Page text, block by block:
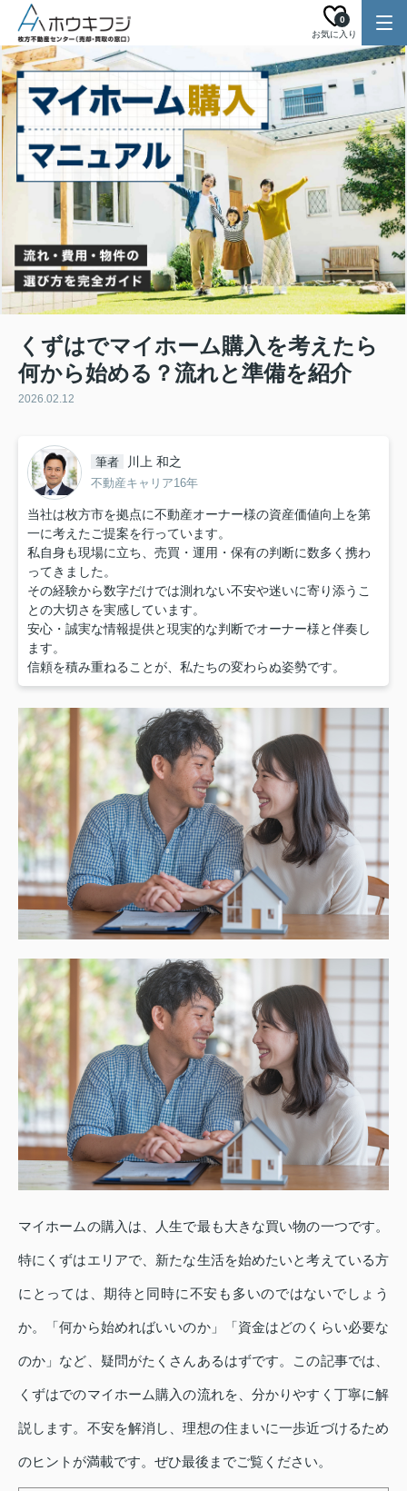
お気に入り
0
くずはでマイホーム購入を考えたら
何から始める？流れと準備を紹介
2026.02.12
筆者 川上 和之
不動産キャリア16年
当社は枚方市を拠点に不動産オーナー様の資産価値向上を第
一に考えたご提案を行っています。
私自身も現場に立ち、売買・運用・保有の判断に数多く携わ
ってきました。
その経験から数字だけでは測れない不安や迷いに寄り添うこ
との大切さを実感しています。
安心・誠実な情報提供と現実的な判断でオーナー様と伴奏し
ます。
信頼を積み重ねることが、私たちの変わらぬ姿勢です。
マイホームの購入は、人生で最も大きな買い物の一つです。
特にくずはエリアで、新たな生活を始めたいと考えている方
にとっては、期待と同時に不安も多いのではないでしょう
か。「何から始めればいいのか」「資金はどのくらい必要な
のか」など、疑問がたくさんあるはずです。この記事では、
くずはでのマイホーム購入の流れを、分かりやすく丁寧に解
説します。不安を解消し、理想の住まいに一歩近づけるため
のヒントが満載です。ぜひ最後までご覧ください。